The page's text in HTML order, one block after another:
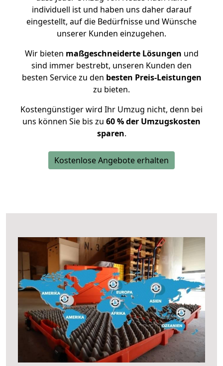
individuell ist und haben uns daher darauf
eingestellt, auf die Bedürfnisse und Wünsche
unserer Kunden einzugehen.
Wir bieten maßgeschneiderte Lösungen und
sind immer bestrebt, unseren Kunden den
besten Service zu den besten Preis-Leistungen
zu bieten.
Kostengünstiger wird Ihr Umzug nicht, denn bei
uns können Sie bis zu 60 % der Umzugskosten
sparen.
Kostenlose Angebote erhalten